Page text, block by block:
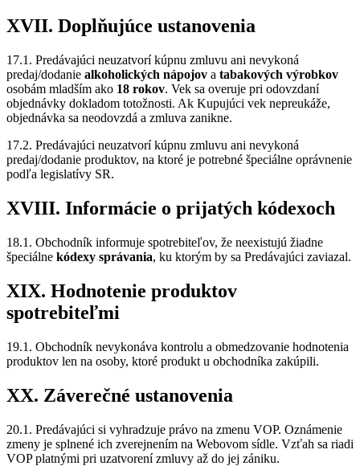
XVII. Doplňujúce ustanovenia
17.1. Predávajúci neuzatvorí kúpnu zmluvu ani nevykoná
predaj/dodanie alkoholických nápojov a tabakových výrobkov
osobám mladším ako 18 rokov. Vek sa overuje pri odovzdaní
objednávky dokladom totožnosti. Ak Kupujúci vek nepreukáže,
objednávka sa neodovzdá a zmluva zanikne.
17.2. Predávajúci neuzatvorí kúpnu zmluvu ani nevykoná
predaj/dodanie produktov, na ktoré je potrebné špeciálne oprávnenie
podľa legislatívy SR.
XVIII. Informácie o prijatých kódexoch
18.1. Obchodník informuje spotrebiteľov, že neexistujú žiadne
špeciálne kódexy správania, ku ktorým by sa Predávajúci zaviazal.
XIX. Hodnotenie produktov
spotrebiteľmi
19.1. Obchodník nevykonáva kontrolu a obmedzovanie hodnotenia
produktov len na osoby, ktoré produkt u obchodníka zakúpili.
XX. Záverečné ustanovenia
20.1. Predávajúci si vyhradzuje právo na zmenu VOP. Oznámenie
zmeny je splnené ich zverejnením na Webovom sídle. Vzťah sa riadi
VOP platnými pri uzatvorení zmluvy až do jej zániku.